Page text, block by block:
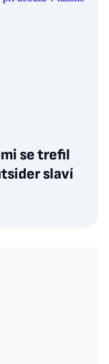
se trefil
slaví